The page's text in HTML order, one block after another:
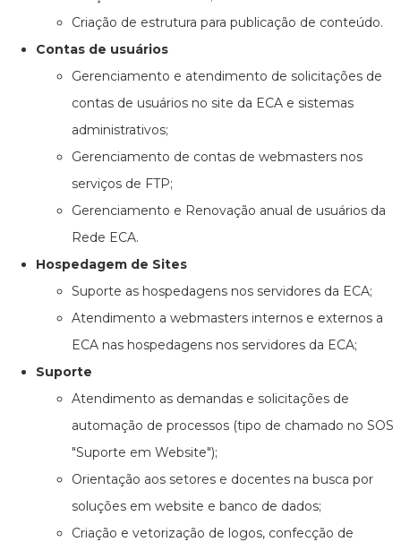
Criação de estrutura para publicação de conteúdo.
Contas de usuários
Gerenciamento e atendimento de solicitações de
contas de usuários no site da ECA e sistemas
administrativos;
Gerenciamento de contas de webmasters nos
serviços de FTP;
Gerenciamento e Renovação anual de usuários da
Rede ECA.
Hospedagem de Sites
Suporte as hospedagens nos servidores da ECA;
Atendimento a webmasters internos e externos a
ECA nas hospedagens nos servidores da ECA;
Suporte
Atendimento as demandas e solicitações de
automação de processos (tipo de chamado no SOS
"Suporte em Website");
Orientação aos setores e docentes na busca por
soluções em website e banco de dados;
Criação e vetorização de logos, confecção de